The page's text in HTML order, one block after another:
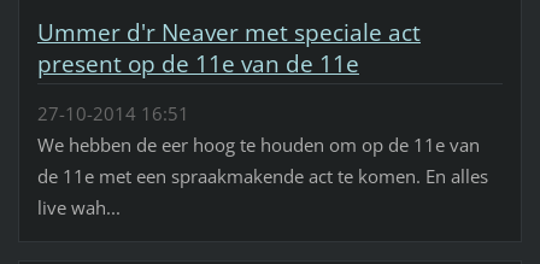
Ummer d'r Neaver met speciale act
present op de 11e van de 11e
27-10-2014 16:51
We hebben de eer hoog te houden om op de 11e van
de 11e met een spraakmakende act te komen. En alles
live wah...